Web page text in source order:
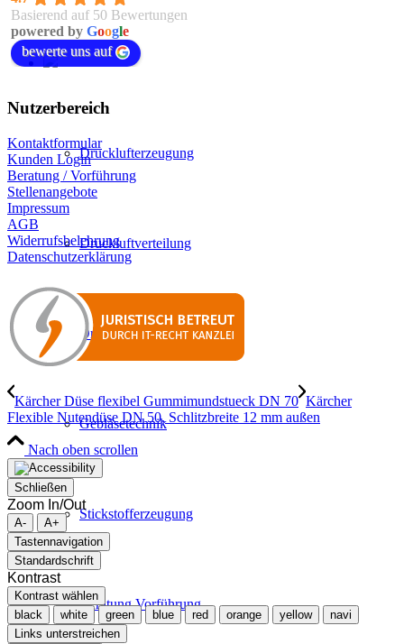
Drucklufterzeugung
Druckluftverteilung
Druckluftaufbereitung
Gebläsetechnik
Stickstofferzeugung
Beratung Vorführung
Basierend auf 50 Bewertungen
powered by Google
bewerte uns auf
Nutzerbereich
Kontaktformular
Kunden Login
Beratung / Vorführung
Stellenangebote
Impressum
AGB
Widerrufsbelehrung
Datenschutzerklärung
Kärcher Düse flexibel Gummimundstueck DN 70 Kärcher
Flexible Nutendüse DN 50, Schlitzbreite 12 mm außen
Nach oben scrollen
Schließen
Zoom In/Out
A-
A+
Tastennavigation
Standardschrift
Kontrast
Kontrast wählen
black
white green blue red orange yellow
navi
Links unterstreichen